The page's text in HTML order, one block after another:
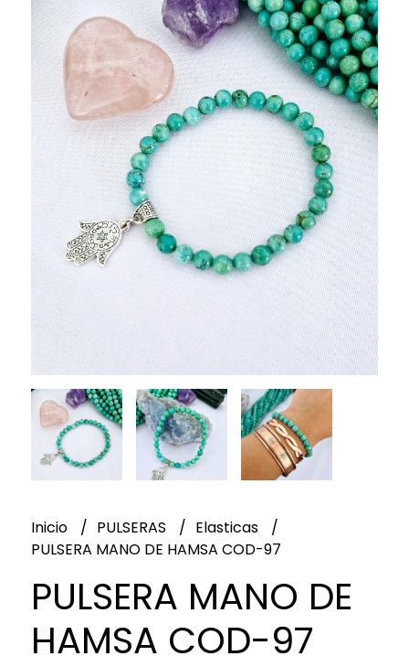
Inicio PULSERAS
Elasticas
PULSERA MANO DE HAMSA COD-97
PULSERA MANO DE
HAMSA COD-97